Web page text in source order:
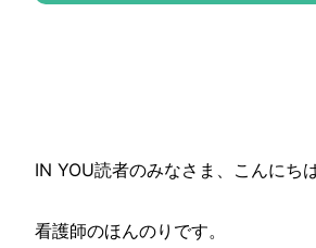
IN YOU読者のみなさま、こんにちは
看護師のほんのりです。